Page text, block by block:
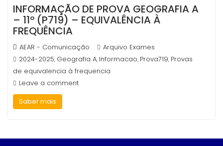
INFORMAÇÃO DE PROVA GEOGRAFIA A
– 11º (P719) – EQUIVALÊNCIA À
FREQUÊNCIA
AEAR - Comunicação
Arquivo Exames
2024-2025, Geografia A, Informacao, Prova719, Provas
de equivalencia à frequencia
Leave a comment
Saber mais